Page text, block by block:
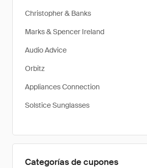
Christopher & Banks
Marks & Spencer Ireland
Audio Advice
Orbitz
Appliances Connection
Solstice Sunglasses
Categorías de cupones